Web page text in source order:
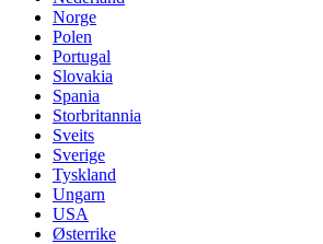
Norge
Polen
Portugal
Slovakia
Spania
Storbritannia
Sveits
Sverige
Tyskland
Ungarn
USA
Østerrike